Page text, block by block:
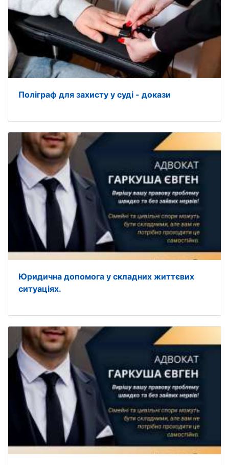
Поліграф для захисту у суді - докази
Юридична допомога у складних життєвих
ситуаціях.